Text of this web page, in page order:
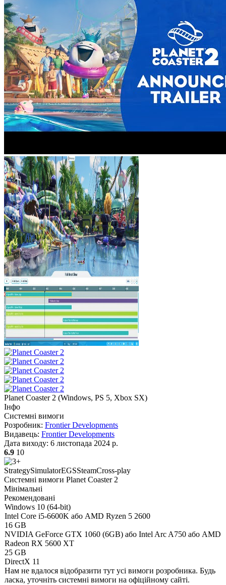
Planet Coaster 2 (Windows, PS 5, Xbox SX)
Інфо
Системні вимоги
Розробник: Frontier Developments
Видавець: Frontier Developments
Дата виходу: 6 листопада 2024 р.
6.9 10
StrategySimulatorEGSSteamCross-play
Системні вимоги Planet Coaster 2
Мінімальні
Рекомендовані
Windows 10 (64-bit)
Intel Core i5-6600K або AMD Ryzen 5 2600
16 GB
NVIDIA GeForce GTX 1060 (6GB) або Intel Arc A750 або AMD
Radeon RX 5600 XT
25 GB
DirectX 11
Нам не вдалося відобразити тут усі вимоги розробника. Будь
ласка, уточніть системні вимоги на офіційному сайті.